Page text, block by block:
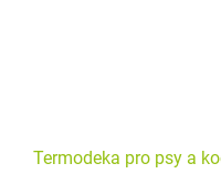
Termodeka pro psy a